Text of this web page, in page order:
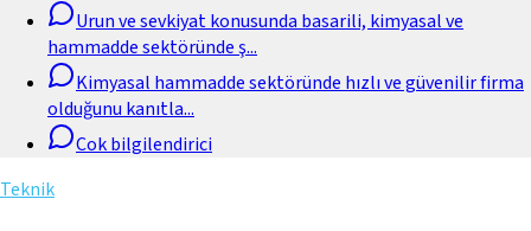
Urun ve sevkiyat konusunda basarili, kimyasal ve
hammadde sektöründe ş...
Kimyasal hammadde sektöründe hızlı ve güvenilir firma
olduğunu kanıtla...
Cok bilgilendirici
Teknik